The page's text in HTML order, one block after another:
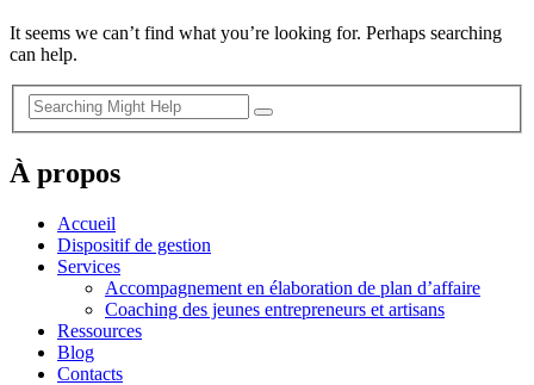
It seems we can’t find what you’re looking for. Perhaps searching
can help.
À propos
Accueil
Dispositif de gestion
Services
Accompagnement en élaboration de plan d’affaire
Coaching des jeunes entrepreneurs et artisans
Ressources
Blog
Contacts